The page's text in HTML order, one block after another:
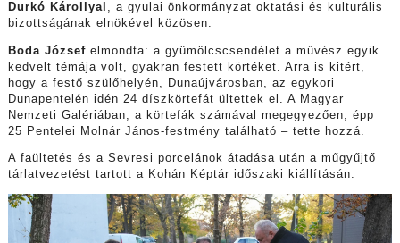
Durkó Károllyal , a gyulai önkormányzat oktatási és kulturális
bizottságának elnökével közösen.
Boda József elmondta: a gyümölcscsendélet a művész egyik
kedvelt témája volt, gyakran festett körtéket. Arra is kitért,
hogy a festő szülőhelyén, Dunaújvárosban, az egykori
Dunapentelén idén 24 díszkörtefát ültettek el. A Magyar
Nemzeti Galériában, a körtefák számával megegyezően, épp
25 Pentelei Molnár János-festmény található – tette hozzá.
A faültetés és a Sevresi porcelánok átadása után a műgyűjtő
tárlatvezetést tartott a Kohán Képtár időszaki kiállításán.